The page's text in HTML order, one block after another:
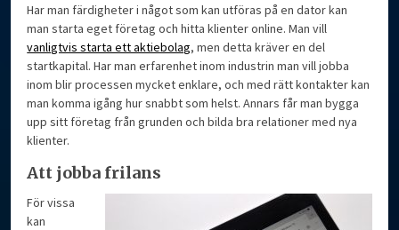
Har man färdigheter i något som kan utföras på en dator kan
man starta eget företag och hitta klienter online. Man vill
vanligtvis starta ett aktiebolag, men detta kräver en del
startkapital. Har man erfarenhet inom industrin man vill jobba
inom blir processen mycket enklare, och med rätt kontakter kan
man komma igång hur snabbt som helst. Annars får man bygga
upp sitt företag från grunden och bilda bra relationer med nya
klienter.
Att jobba frilans
För vissa
kan